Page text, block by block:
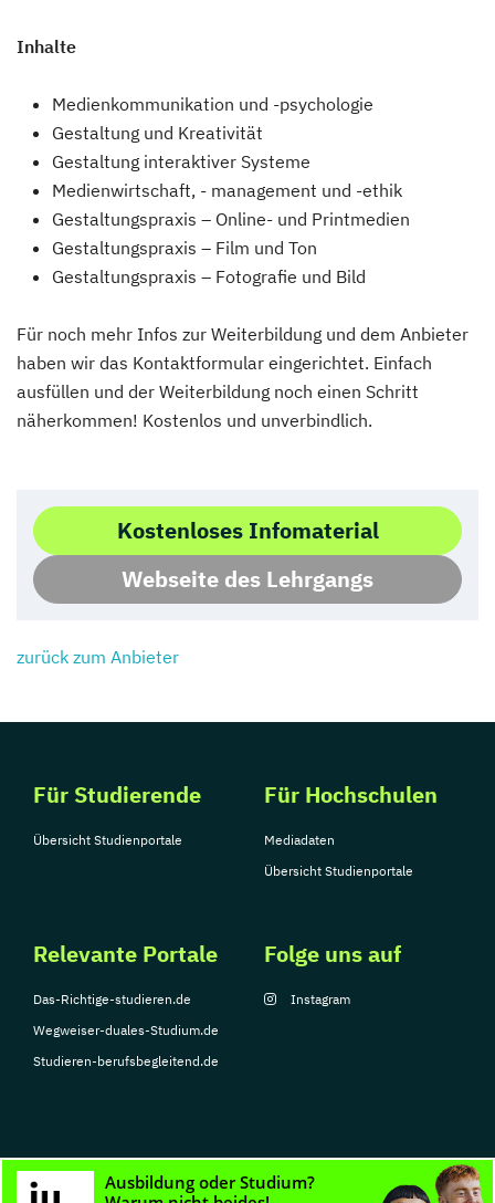
Inhalte
Medienkommunikation und -psychologie
Gestaltung und Kreativität
Gestaltung interaktiver Systeme
Medienwirtschaft, - management und -ethik
Gestaltungspraxis – Online- und Printmedien
Gestaltungspraxis – Film und Ton
Gestaltungspraxis – Fotografie und Bild
Für noch mehr Infos zur Weiterbildung und dem Anbieter
haben wir das Kontaktformular eingerichtet. Einfach
ausfüllen und der Weiterbildung noch einen Schritt
näherkommen! Kostenlos und unverbindlich.
Kostenloses Infomaterial
Webseite des Lehrgangs
zurück zum Anbieter
Für Studierende
Übersicht Studienportale
Für Hochschulen
Mediadaten
Übersicht Studienportale
Relevante Portale
Das-Richtige-studieren.de
Wegweiser-duales-Studium.de
Studieren-berufsbegleitend.de
Folge uns auf
Instagram